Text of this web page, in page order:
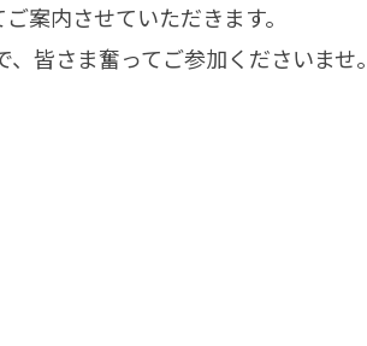
案内させていただきます。
皆さま奮ってご参加くださいませ